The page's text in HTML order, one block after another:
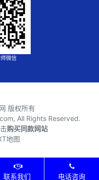
微信
版权所有
All Rights Reserved.
购买同款网站
地图
联系我们 电话咨询